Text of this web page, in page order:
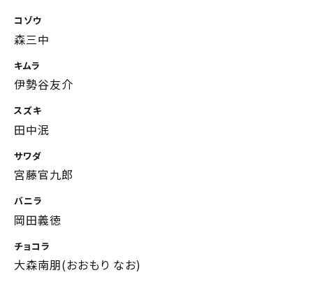
コゾウ
森三中
キムラ
伊勢谷友介
スズキ
田中泯
サワダ
宮藤官九郎
バニラ
岡田義徳
チョコラ
大森南朋(おおもり なお)